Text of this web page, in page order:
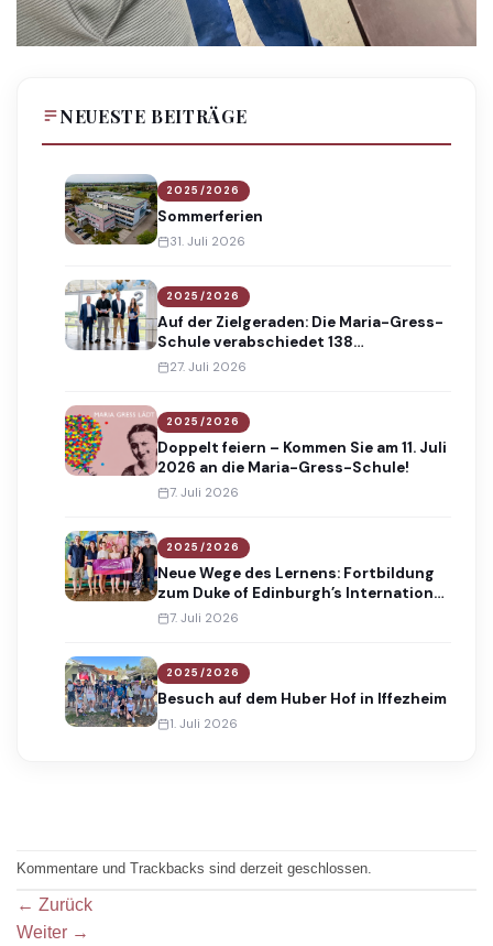
NEUESTE BEITRÄGE
2025/2026
Sommerferien
31. Juli 2026
2025/2026
Auf der Zielgeraden: Die Maria-Gress-
Schule verabschiedet 138
Absolventinnen und Absolventen
27. Juli 2026
2025/2026
Doppelt feiern – Kommen Sie am 11. Juli
2026 an die Maria-Gress-Schule!
7. Juli 2026
2025/2026
Neue Wege des Lernens: Fortbildung
zum Duke of Edinburgh’s International
Award
7. Juli 2026
2025/2026
Besuch auf dem Huber Hof in Iffezheim
1. Juli 2026
Kommentare und Trackbacks sind derzeit geschlossen.
← Zurück
Weiter →